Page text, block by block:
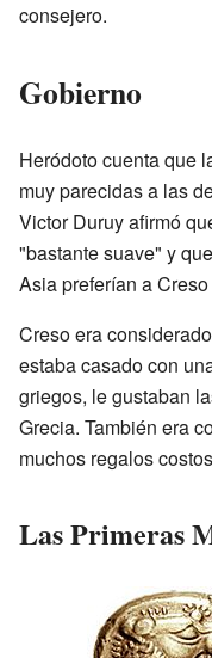
consejero.
Gobierno
Heródoto cuenta que
muy parecidas a las
Victor Duruy afirmó
"bastante suave" y
Asia preferían a
Creso era
estaba casado con
griegos, le gustaban
Grecia. También era
muchos regalos
Las Primeras